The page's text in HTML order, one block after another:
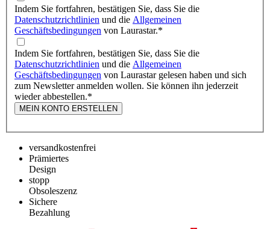
Indem Sie fortfahren, bestätigen Sie, dass Sie die
Datenschutzrichtlinien und die Allgemeinen
Geschäftsbedingungen von Laurastar.*
Indem Sie fortfahren, bestätigen Sie, dass Sie die
Datenschutzrichtlinien und die Allgemeinen
Geschäftsbedingungen von Laurastar gelesen haben und sich
zum Newsletter anmelden wollen. Sie können ihn jederzeit
wieder abbestellen.*
MEIN KONTO ERSTELLEN
versandkostenfrei
Prämiertes
Design
stopp
Obsoleszenz
Sichere
Bezahlung